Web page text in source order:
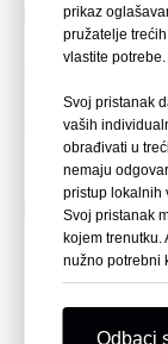
komercijalnu
● KYA uredske
spajalice.
● Visokougljične
spajalice za uvez.
● Izdržljive
● Spojnice od
primjene.
prikaz
pružatelje
vlastite potrebe.
Svoj pristanak
vaših
obrađivati ​​u
nemaju
pristup lokalnih
Svoj pristanak
kojem trenutku.
nužno potrebni
Odbaci